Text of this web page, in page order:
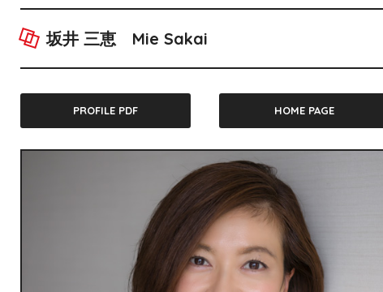
坂井 三恵 Mie Sakai
PROFILE PDF HOME PAGE